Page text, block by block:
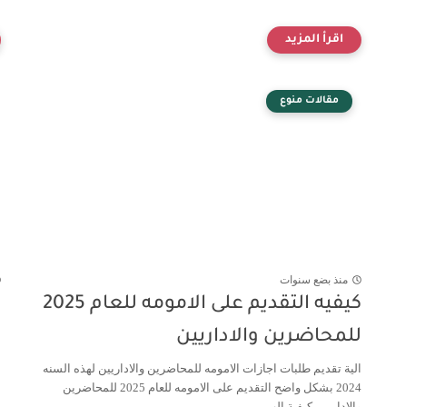
مقالات منوع
منذ بضع سنوات
كيفيه التقديم على الامومه للعام 2025
للمحاضرين والاداريين
الية تقديم طلبات اجازات الامومه للمحاضرين والاداريين لهذه السنه
2024 بشكل واضح التقديم على الامومه للعام 2025 للمحاضرين